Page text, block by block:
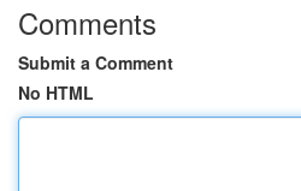
Comments
Submit a Comment
No HTML